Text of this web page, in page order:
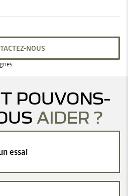
NOUS
POUVONS-
AIDER ?
essai